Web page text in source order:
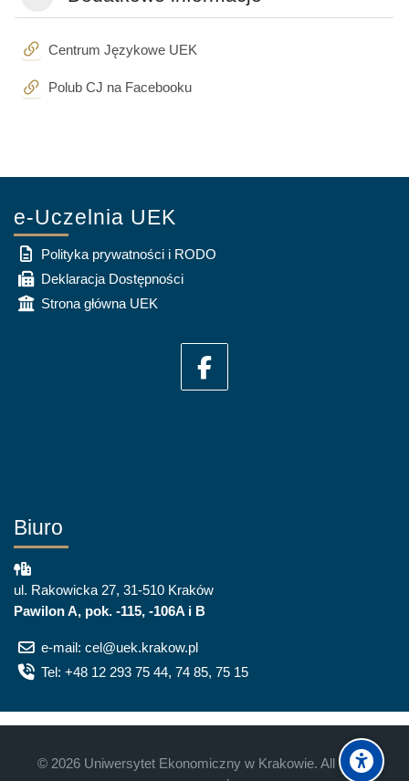
Centrum Językowe UEKURL
Polub CJ na FacebookuURL
e-Uczelnia UEK
Polityka prywatności i RODO
Deklaracja Dostępności
Strona główna UEK
Biuro
ul. Rakowicka 27, 31-510 Kraków
Pawilon A, pok. -115, -106A i B
e-mail: cel@uek.krakow.pl
Tel: +48 12 293 75 44, 74 85, 75 15
© 2026 Uniwersytet Ekonomiczny w Krakowie. All rights